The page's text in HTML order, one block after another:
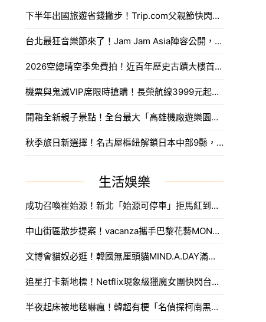
下半年出國旅遊省錢撇步！Trip.com父親節快閃折抵888元限量優惠代碼搶法。
台北最狂音樂節來了！Jam Jam Asia陣容公開，限量奢華住房套票開搶。
2026空總晴空季免費拍！近百年歷史古蹟大樓首度開放，沈浸式光影藝術、星空劇場。
機票與鬼滅VIP席限時搶購！長榮航線3999元起，中信兄弟主題套票8月7日開賣攻略。
開箱全新親子景點！全台最大「高雄機廠遊樂園區」8/8開幕，攀岩場、戲水區30項設施免費玩。
秋季旅日新選擇！名古屋樞紐解鎖日本中部9縣，搶先預訂父親節孝親賞楓之旅。
生活娛樂
成功召喚崔始源！新北「始源可停車」拒馬紅到本人來朝聖，親臨門口問：「停車可以嗎」笑翻網友。
中山街區散步提案！vacanza攜手巴黎花藝MONCEAU FLEURS，把鮮花當作穿搭戴著走。
文博會貓奴必逛！韓國無厘頭貓MIND.A.DAY滿額送周邊，作家親揭台灣限定新品。
追星打卡新地標！Netflix現象級獵魔女團快閃台中，魂門舞台與限定週邊完整開箱。
半夜起床被地毯嚇瘋！韓超有梗「名偵探柯南黑衣人」系列周邊，用玻璃杯喝水直接被死亡凝視。